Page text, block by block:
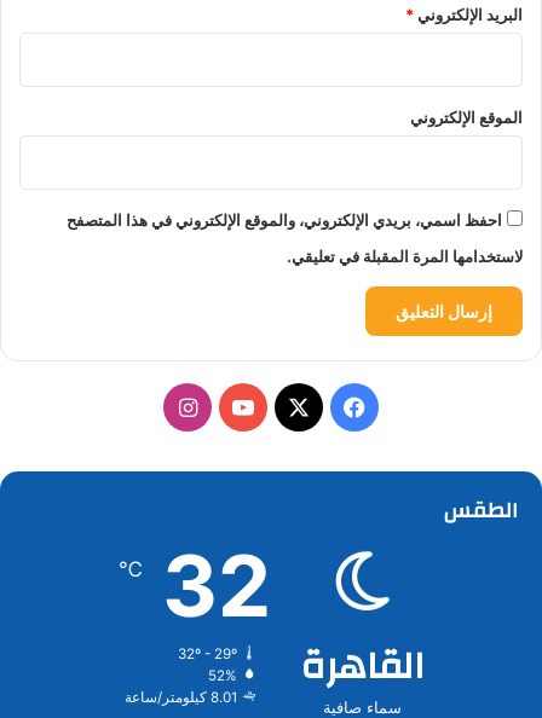
البريد الإلكتروني*
الموقع الإلكتروني
احفظ اسمي، بريدي الإلكتروني، والموقع الإلكتروني في هذا المتصفح
لاستخدامها المرة المقبلة في تعليقي.
فيسبوك
‫X
‫YouTubeانستقرام
الطقس
القاهرة
سماء صافية
32
℃
32º - 29º
52%
8.01 كيلومتر/ساعة